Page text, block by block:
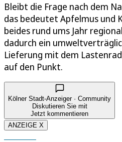
Bleibt die Frage nach dem
das bedeutet Apfelmus und
beides rund ums Jahr
dadurch ein
Lieferung mit dem
auf den Punkt.
Kölner Stadt-Anzeiger · Community
Diskutieren Sie mit
Jetzt kommentieren
ANZEIGE X